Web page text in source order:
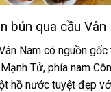
bún qua cầu Vân
Nam có nguồn
Tử, phía nam
hồ nước tuyệt đẹp